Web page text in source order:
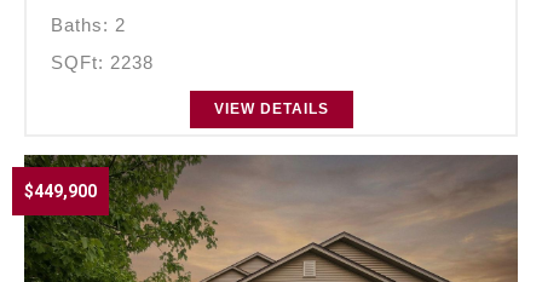
Baths: 2
SQFt: 2238
VIEW DETAILS
$449,900